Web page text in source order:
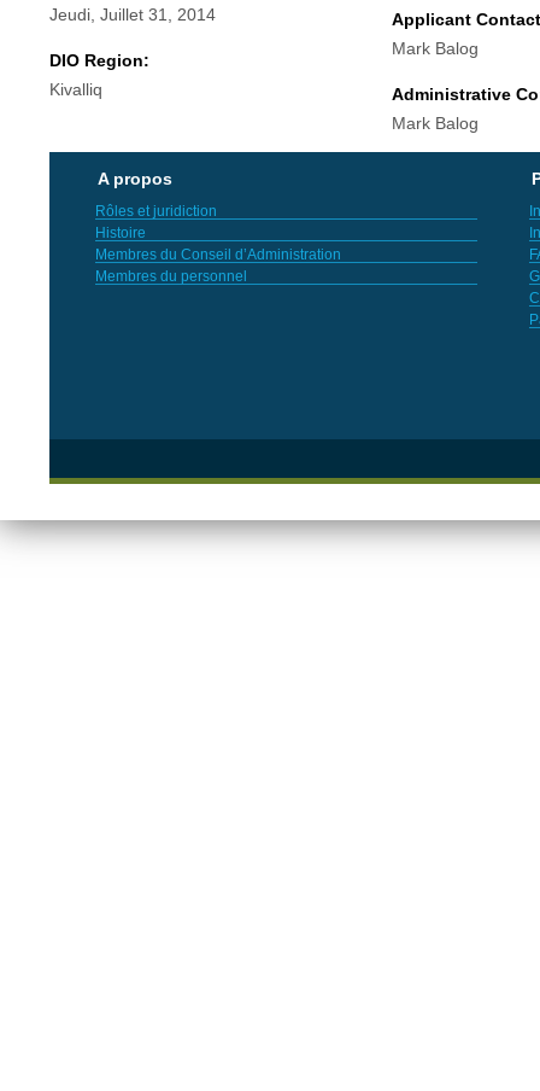
Jeudi, Juillet 31, 2014
DIO Region:
Kivalliq
Applicant
Mark Balog
Administrative
Mark Balog
A propos
Rôles et juridiction
Histoire
Membres du Conseil d’Administration
Membres du personnel